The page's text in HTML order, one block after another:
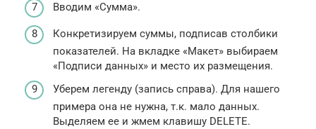
Вводим «Сумма».
Конкретизируем суммы, подписав столбики
показателей. На вкладке «Макет» выбираем
«Подписи данных» и место их размещения.
Уберем легенду (запись справа). Для нашего
примера она не нужна, т.к. мало данных.
Выделяем ее и жмем клавишу DELETE.